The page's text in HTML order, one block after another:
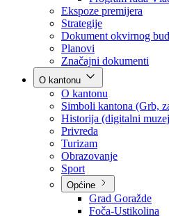
Vlada
Poslovnik
Program rada
Ekspoze premijera
Strategije
Dokument okvirnog
Planovi
Značajni dokumenti
O kantonu
O kantonu
Simboli kantona (Grb,
Historija (digitalni muzej)
Privreda
Turizam
Obrazovanje